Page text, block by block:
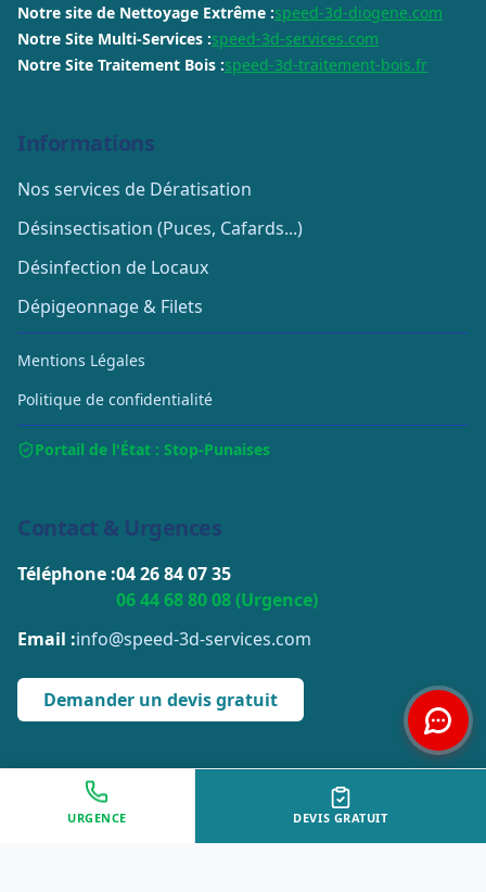
Notre site de Nettoyage Extrême :speed-3d-diogene.com
Notre Site Multi-Services :speed-3d-services.com
Notre Site Traitement Bois :speed-3d-traitement-bois.fr
Informations
Nos services de Dératisation
Désinsectisation (Puces, Cafards...)
Désinfection de Locaux
Dépigeonnage & Filets
Mentions Légales
Politique de confidentialité
Portail de l'État : Stop-Punaises
Contact & Urgences
Téléphone :04 26 84 07 35
06 44 68 80 08 (Urgence)
Email :info@speed-3d-services.com
Demander un devis gratuit
© 2026 Speed-3D Services. Tous droits réservés.
URGENCE DEVIS GRATUIT